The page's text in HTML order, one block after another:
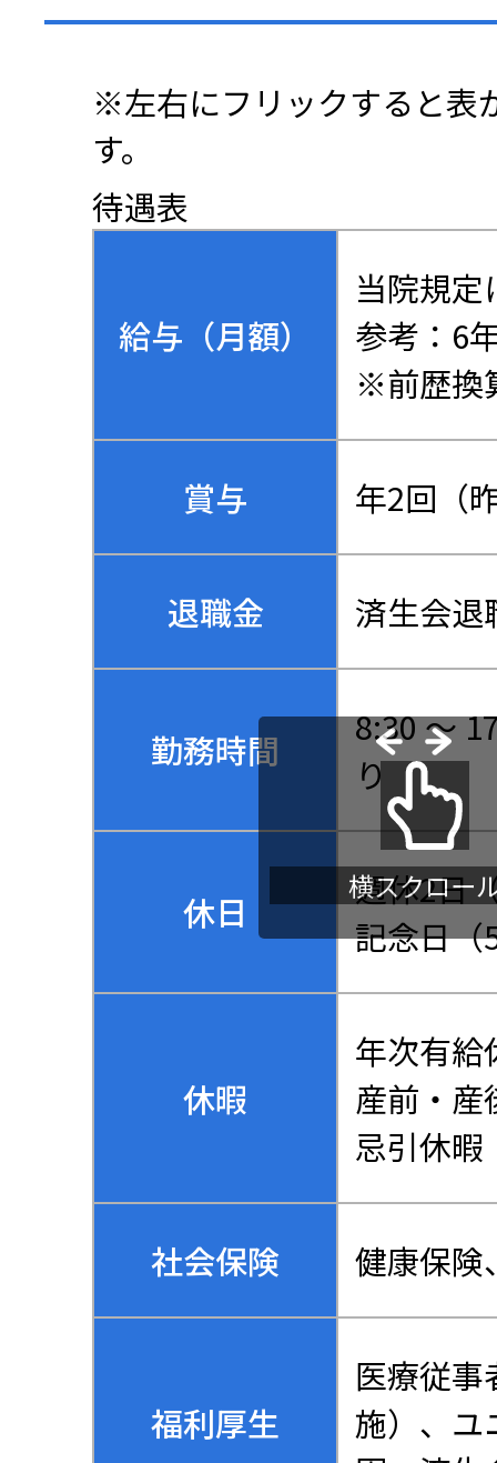
待遇表
給与（月額）
当院規定
参考：6
※前歴換
賞与 年2回（
退職金 済生会退
勤務時間
8:30 ～
り
休日
週休2日
記念日（
休暇
年次有給
産前・
忌引休暇
社会保険 健康保険
福利厚生
医療従
施）、ユ
横スクロー